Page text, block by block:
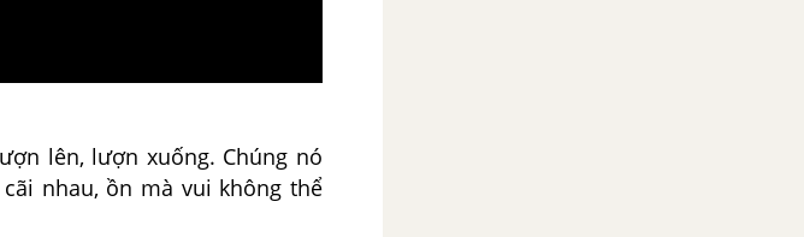
lên, lượn xuống. Chúng nó
nhau, ồn mà vui không thể